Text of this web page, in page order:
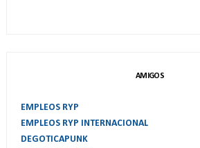
AMIGOS
EMPLEOS RYP
EMPLEOS RYP INTERNACIONAL
DEGOTICAPUNK